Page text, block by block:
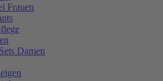
Frauen
Damen